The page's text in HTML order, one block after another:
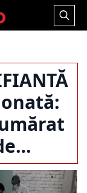
Search